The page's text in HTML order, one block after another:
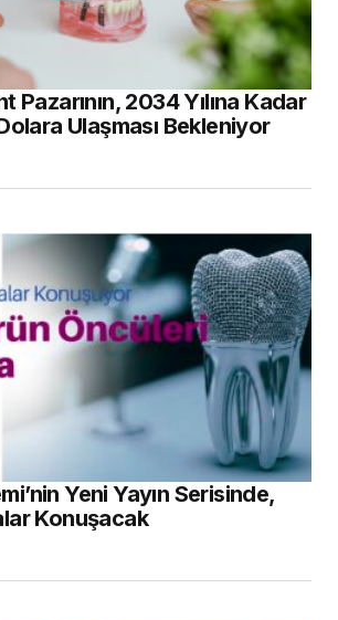
Pazarının, 2034 Yılına Kadar
Ulaşması Bekleniyor
Yeni Yayın Serisinde,
Konuşacak